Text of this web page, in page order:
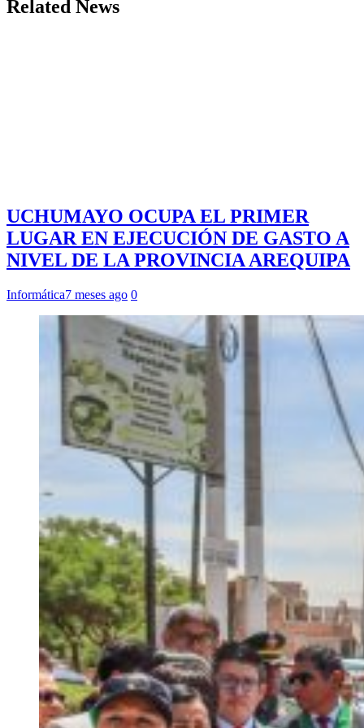
Related News
UCHUMAYO OCUPA EL PRIMER
LUGAR EN EJECUCIÓN DE GASTO A
NIVEL DE LA PROVINCIA AREQUIPA
Informática7 meses ago 0